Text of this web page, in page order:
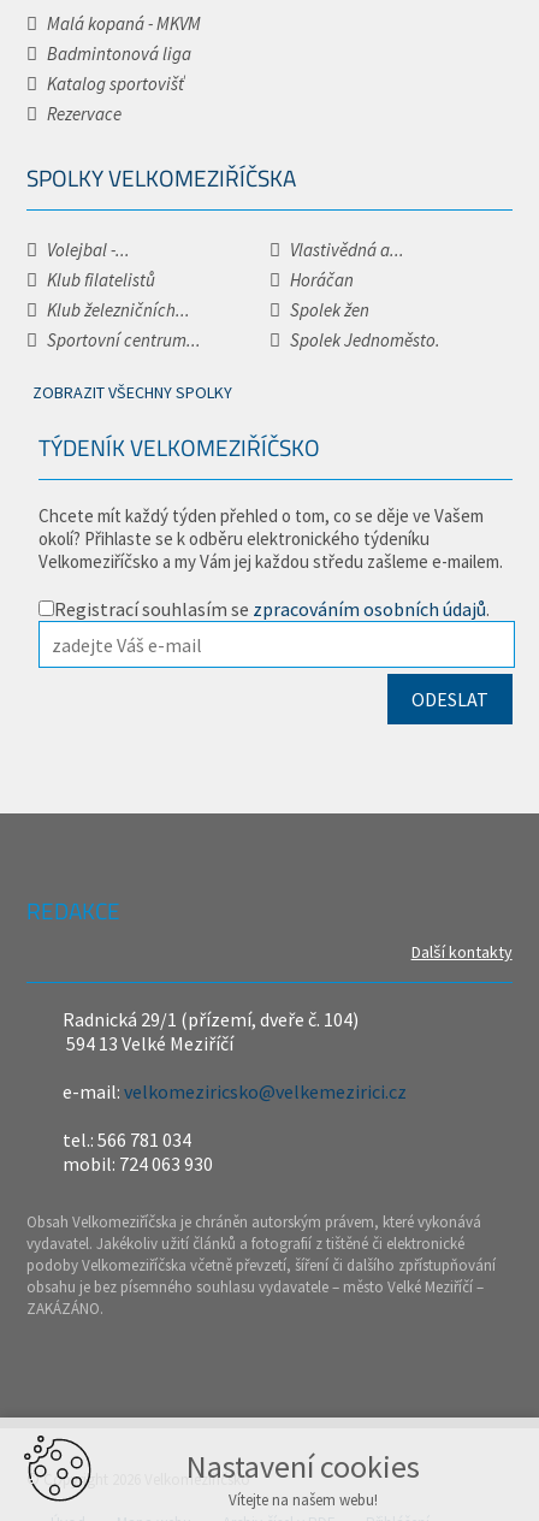
Malá kopaná - MKVM
Badmintonová liga
Katalog sportovišť
Rezervace
SPOLKY VELKOMEZIŘÍČSKA
Volejbal -...
Vlastivědná a...
Klub filatelistů
Horáčan
Klub železničních...
Spolek žen
Sportovní centrum...
Spolek Jednoměsto.
ZOBRAZIT VŠECHNY SPOLKY
TÝDENÍK VELKOMEZIŘÍČSKO
Chcete mít každý týden přehled o tom, co se děje ve Vašem
okolí? Přihlaste se k odběru elektronického týdeníku
Velkomeziříčsko a my Vám jej každou středu zašleme e-mailem.
Registrací souhlasím se zpracováním osobních údajů.
REDAKCE
Další kontakty
Radnická 29/1 (přízemí, dveře č. 104)
594 13 Velké Meziříčí
e-mail:velkomeziricsko@velkemezirici.cz
tel.: 566 781 034
mobil: 724 063 930
Obsah Velkomeziříčska je chráněn autorským právem, které vykonává
vydavatel. Jakékoliv užití článků a fotografií z tištěné či elektronické
podoby Velkomeziříčska včetně převzetí, šíření či dalšího zpřístupňování
obsahu je bez písemného souhlasu vydavatele – město Velké Meziříčí –
ZAKÁZÁNO.
© Copyright 2026 VelkomeziříčskoNastavení cookies
Vítejte na našem webu!